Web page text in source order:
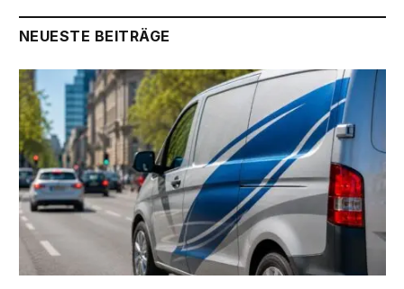
NEUESTE BEITRÄGE